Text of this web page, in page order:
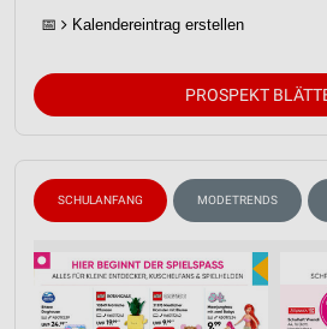
📅 Kalendereintrag erstellen
PROSPEKT
SCHULANFANG MODETRENDS